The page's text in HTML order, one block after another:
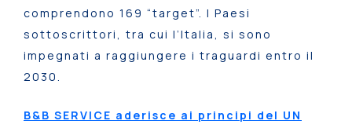
comprendono 169 “target”. I Paesi
sottoscrittori, tra cui l’Italia, si sono
impegnati a raggiungere i traguardi entro il
2030.
B&B SERVICE aderisce ai principi del UN